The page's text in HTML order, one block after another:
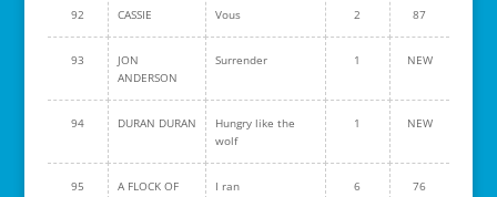
92 CASSIE Vous 2 87
93
JON
ANDERSON
Surrender 1 NEW
94 DURAN DURAN
Hungry like the
wolf
1 NEW
95
A FLOCK OF
I ran 6 76